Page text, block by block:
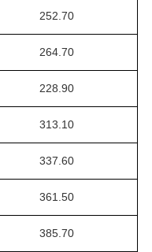
252.70
264.70
228.90
313.10
337.60
361.50
385.70